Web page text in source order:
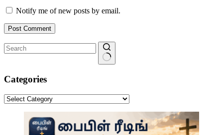
Notify me of new posts by email.
Post Comment
results
Categories
Categories